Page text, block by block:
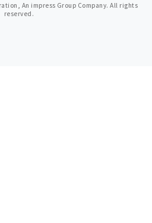
An impress Group Company. All rights
reserved.